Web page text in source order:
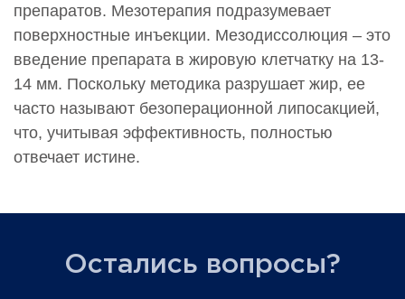
препаратов. Мезотерапия подразумевает
поверхностные инъекции. Мезодиссолюция – это
введение препарата в жировую клетчатку на 13-
14 мм. Поскольку методика разрушает жир, ее
часто называют безоперационной липосакцией,
что, учитывая эффективность, полностью
отвечает истине.
Остались вопросы?